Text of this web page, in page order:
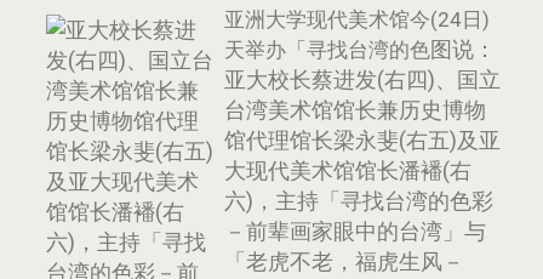
亚洲大学现代美术馆今(24日)
天举办「寻找台湾的色图说：
亚大校长蔡进发(右四)、国立
台湾美术馆馆长兼历史博物
馆代理馆长梁永斐(右五)及亚
大现代美术馆馆长潘襎(右
六)，主持「寻找台湾的色彩
－前辈画家眼中的台湾」与
「老虎不老，福虎生风－